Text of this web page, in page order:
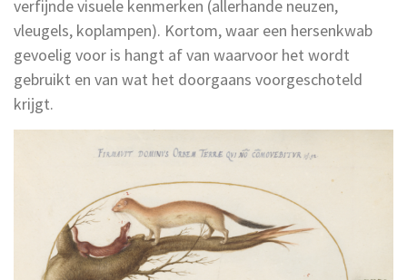
verfijnde visuele kenmerken (allerhande neuzen,
vleugels, koplampen). Kortom, waar een hersenkwab
gevoelig voor is hangt af van waarvoor het wordt
gebruikt en van wat het doorgaans voorgeschoteld
krijgt.